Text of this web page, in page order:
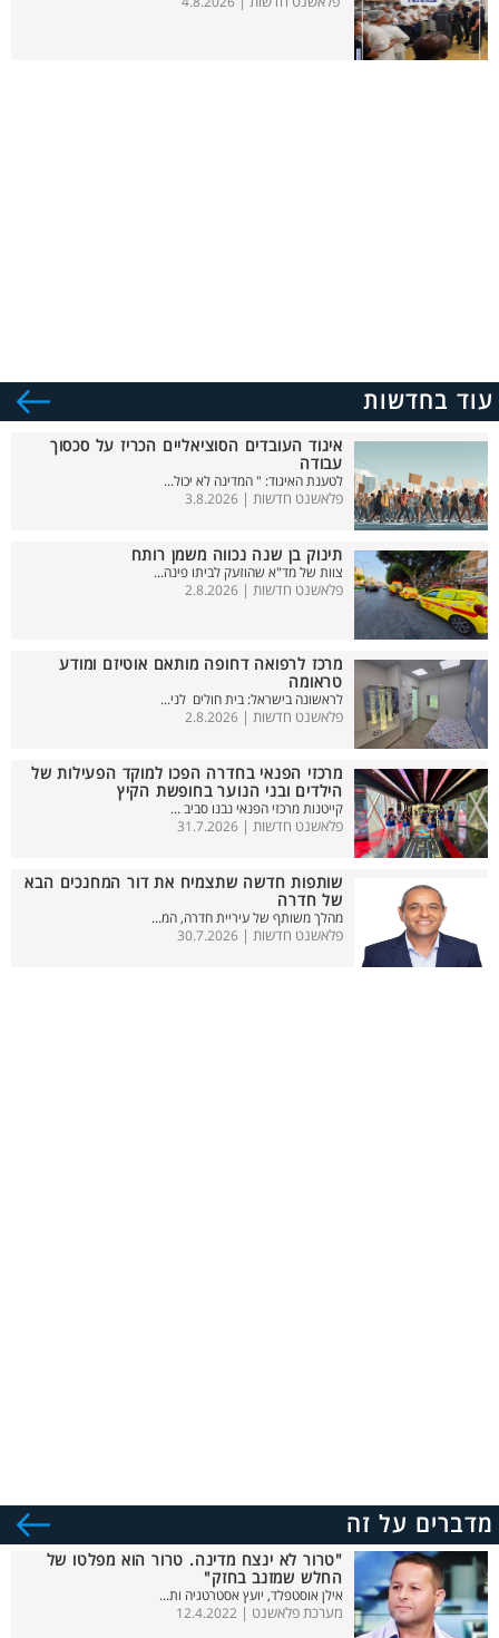
עוד בחדשות
איגוד העובדים הסוציאליים הכריז על סכסוך
עבודה
לטענת האיגוד: " המדינה לא יכול...
פלאשנט חדשות | 3.8.2026
תינוק בן שנה נכווה משמן רותח
צוות של מד"א שהוזעק לביתו פינה...
פלאשנט חדשות | 2.8.2026
מרכז לרפואה דחופה מותאם אוטיזם ומודע
טראומה
לראשונה בישראל: בית חולים לני...
פלאשנט חדשות | 2.8.2026
מרכזי הפנאי בחדרה הפכו למוקד הפעילות של
הילדים ובני הנוער בחופשת הקיץ
קייטנות מרכזי הפנאי נבנו סביב ...
פלאשנט חדשות | 31.7.2026
שותפות חדשה שתצמיח את דור המחנכים הבא
של חדרה
מהלך משותף של עיריית חדרה, המ...
פלאשנט חדשות | 30.7.2026
מדברים על זה
"טרור לא ינצח מדינה. טרור הוא מפלטו של
החלש שמזנב בחזק"
אילן אוסטפלד, יועץ אסטרטגיה ות...
מערכת פלאשנט | 12.4.2022